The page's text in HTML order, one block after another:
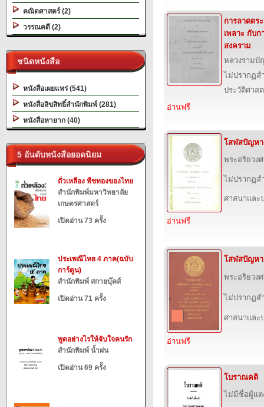
คณิตศาสตร์ (2)
วรรณคดี (2)
ชนิดหนังสือ
หนังสือเผยแพร่ (541)
หนังสือลิขสิทธิ์สำนักพิมพ์ (281)
หนังสือหายาก (40)
5 อันดับหนังสือยอดนิยม
ถั่วเหลือง พืชทองของไทย
สำนักพิมพ์มหาวิทยาลัย
เกษตรศาสตร์
เปิดอ่าน 73 ครั้ง
ประเพณีไทย 4 ภาค(ฉบับ
การ์ตูน)
สำนักพิมพ์ สกายบุ๊คส์
เปิดอ่าน 71 ครั้ง
พูดอย่างไรให้จับใจคนรัก
สำนักพิมพ์ น้ำฝน
เปิดอ่าน 69 ครั้ง
การลาดตร
เพลาะ กับก
สงคราม
หลวงรามบั
ไม่ปรากฏ
ประวัติศาส
อ่านฟรี
โสฬสปัญห
พระอริยวง
ไม่ปรากฏ
ศาสนาและ
อ่านฟรี
โสฬสปัญห
พระอริยวง
ไม่ปรากฏ
ศาสนาและ
อ่านฟรี
โบราณคติ
ไม่มีชื่อผู้แต่